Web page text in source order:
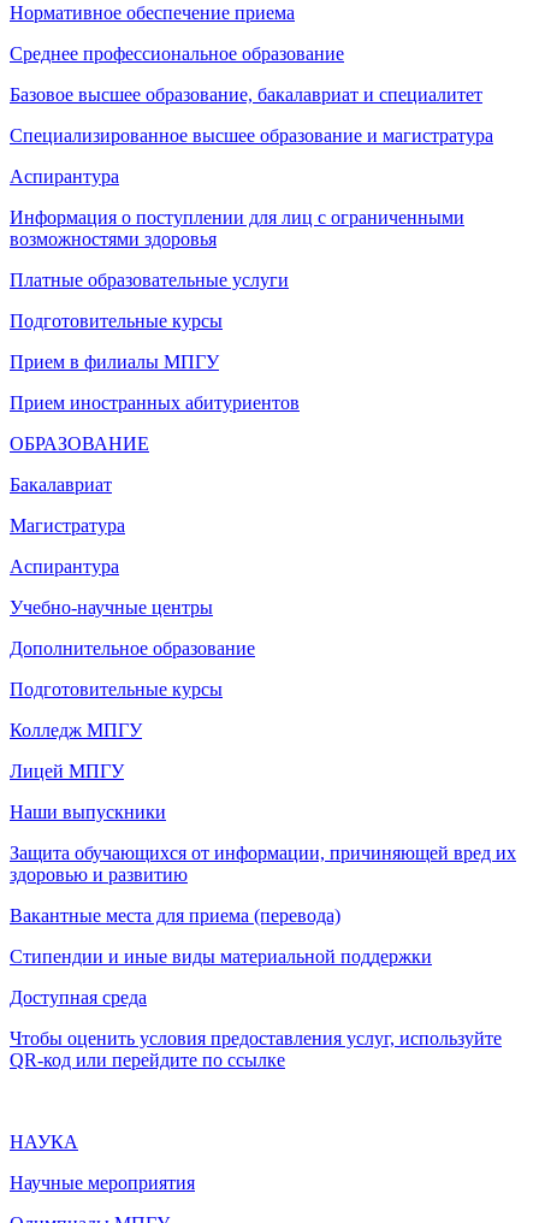
Нормативное обеспечение приема
Среднее профессиональное образование
Базовое высшее образование, бакалавриат и специалитет
Специализированное высшее образование и магистратура
Аспирантура
Информация о поступлении для лиц с ограниченными
возможностями здоровья
Платные образовательные услуги
Подготовительные курсы
Прием в филиалы МПГУ
Прием иностранных абитуриентов
ОБРАЗОВАНИЕ
Бакалавриат
Магистратура
Аспирантура
Учебно-научные центры
Дополнительное образование
Подготовительные курсы
Колледж МПГУ
Лицей МПГУ
Наши выпускники
Защита обучающихся от информации, причиняющей вред их
здоровью и развитию
Вакантные места для приема (перевода)
Стипендии и иные виды материальной поддержки
Доступная среда
Чтобы оценить условия предоставления услуг, используйте
QR-код или перейдите по ссылке
НАУКА
Научные мероприятия